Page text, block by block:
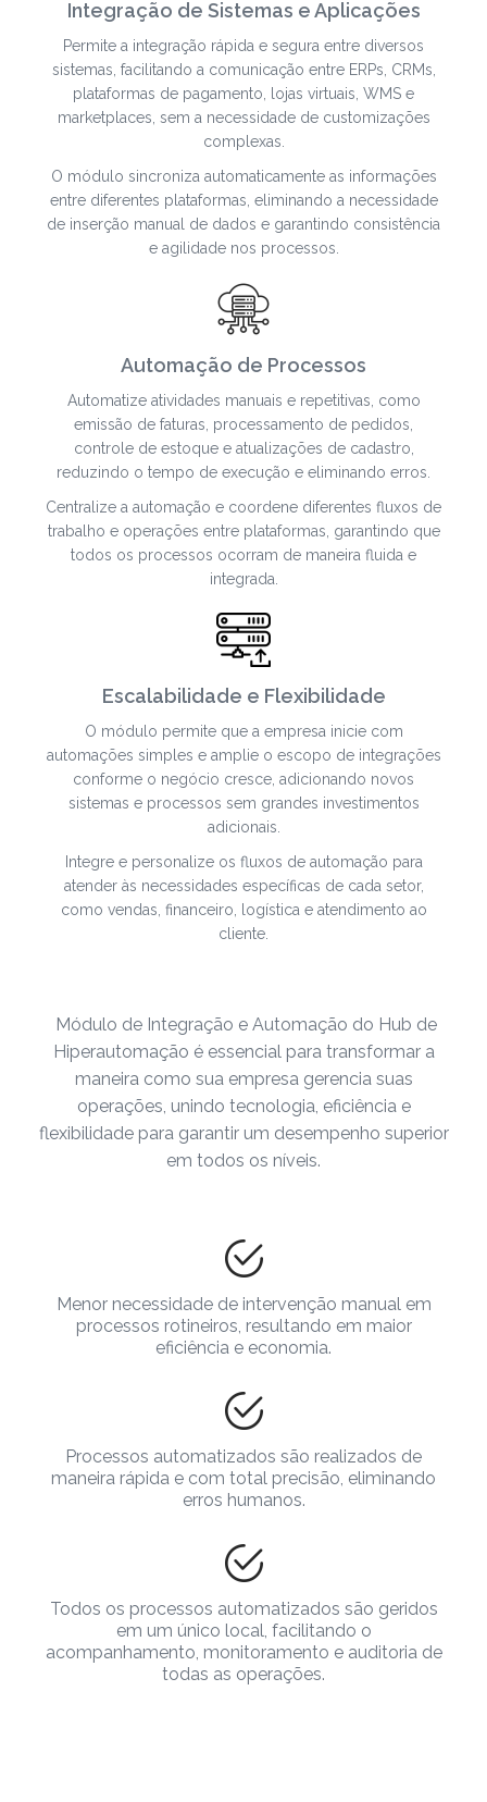
Integração de Sistemas e Aplicações
Permite a integração rápida e segura entre diversos
sistemas, facilitando a comunicação entre ERPs, CRMs,
plataformas de pagamento, lojas virtuais, WMS e
marketplaces, sem a necessidade de customizações
complexas.
O módulo sincroniza automaticamente as informações
entre diferentes plataformas, eliminando a necessidade
de inserção manual de dados e garantindo consistência
e agilidade nos processos.
Automação de Processos
Automatize atividades manuais e repetitivas, como
emissão de faturas, processamento de pedidos,
controle de estoque e atualizações de cadastro,
reduzindo o tempo de execução e eliminando erros.
Centralize a automação e coordene diferentes fluxos de
trabalho e operações entre plataformas, garantindo que
todos os processos ocorram de maneira fluida e
integrada.
Escalabilidade e Flexibilidade
O módulo permite que a empresa inicie com
automações simples e amplie o escopo de integrações
conforme o negócio cresce, adicionando novos
sistemas e processos sem grandes investimentos
adicionais.
Integre e personalize os fluxos de automação para
atender às necessidades específicas de cada setor,
como vendas, financeiro, logística e atendimento ao
cliente.
Módulo de Integração e Automação do Hub de
Hiperautomação é essencial para transformar a
maneira como sua empresa gerencia suas
operações, unindo tecnologia, eficiência e
flexibilidade para garantir um desempenho superior
em todos os níveis.
Menor necessidade de intervenção manual em
processos rotineiros, resultando em maior
eficiência e economia.
Processos automatizados são realizados de
maneira rápida e com total precisão, eliminando
erros humanos.
Todos os processos automatizados são geridos
em um único local, facilitando o
acompanhamento, monitoramento e auditoria de
todas as operações.